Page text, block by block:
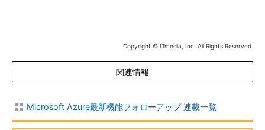
そして、つい最近、筆者が確認したのは2019年4月末ごろにな
りますが、Webベース、モバイルアプリに続く、第3のポータル
レビュー機能として利用可能になりました。
Copyright © ITmedia, Inc. All Rights Reserved.
関連情報
Microsoft Azure最新機能フォローアップ 連載一覧